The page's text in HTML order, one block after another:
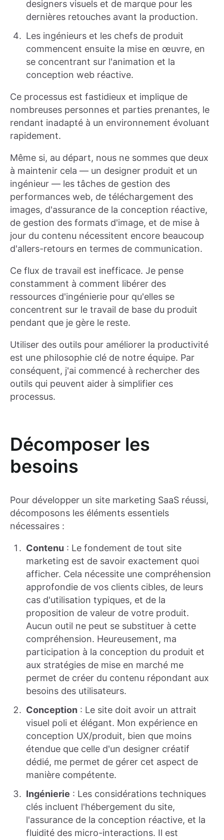
designers visuels et de marque pour les
dernières retouches avant la production.
Les ingénieurs et les chefs de produit
commencent ensuite la mise en œuvre, en
se concentrant sur l'animation et la
conception web réactive.
Ce processus est fastidieux et implique de
nombreuses personnes et parties prenantes, le
rendant inadapté à un environnement évoluant
rapidement.
Même si, au départ, nous ne sommes que deux
à maintenir cela — un designer produit et un
ingénieur — les tâches de gestion des
performances web, de téléchargement des
images, d'assurance de la conception réactive,
de gestion des formats d'image, et de mise à
jour du contenu nécessitent encore beaucoup
d'allers-retours en termes de communication.
Ce flux de travail est inefficace. Je pense
constamment à comment libérer des
ressources d'ingénierie pour qu'elles se
concentrent sur le travail de base du produit
pendant que je gère le reste.
Utiliser des outils pour améliorer la productivité
est une philosophie clé de notre équipe. Par
conséquent, j'ai commencé à rechercher des
outils qui peuvent aider à simplifier ces
processus.
Décomposer les
besoins
Pour développer un site marketing SaaS réussi,
décomposons les éléments essentiels
nécessaires :
Contenu : Le fondement de tout site
marketing est de savoir exactement quoi
afficher. Cela nécessite une compréhension
approfondie de vos clients cibles, de leurs
cas d'utilisation typiques, et de la
proposition de valeur de votre produit.
Aucun outil ne peut se substituer à cette
compréhension. Heureusement, ma
participation à la conception du produit et
aux stratégies de mise en marché me
permet de créer du contenu répondant aux
besoins des utilisateurs.
Conception : Le site doit avoir un attrait
visuel poli et élégant. Mon expérience en
conception UX/produit, bien que moins
étendue que celle d'un designer créatif
dédié, me permet de gérer cet aspect de
manière compétente.
Ingénierie : Les considérations techniques
clés incluent l'hébergement du site,
l'assurance de la conception réactive, et la
fluidité des micro-interactions. Il est